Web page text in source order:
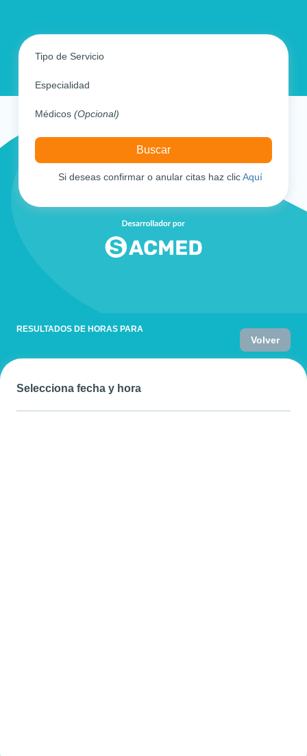
Tipo de Servicio
Especialidad
Médicos (Opcional)
Si deseas confirmar o anular citas haz clicAquí
RESULTADOS DE HORAS PARA
Volver
Selecciona fecha y hora